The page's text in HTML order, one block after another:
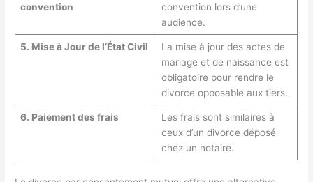
convention
convention lors d’une
audience.
5. Mise à Jour de l’État Civil
La mise à jour des actes de
mariage et de naissance est
obligatoire pour rendre le
divorce opposable aux tiers.
6. Paiement des frais
Les frais sont similaires à
ceux d’un divorce déposé
chez un notaire.